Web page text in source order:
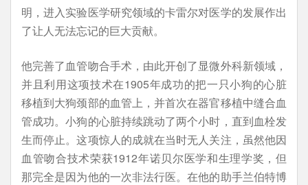
明，进入实验医学研究领域的卡雷尔对医学的发展作出
了让人无法忘记的巨大贡献。
他完善了血管吻合手术，由此开创了显微外科新领域，
并且利用这项技术在1905年成功的把一只小狗的心脏
移植到大狗颈部的血管上，并首次在器官移植中缝合血
管成功。小狗的心脏持续跳动了两个小时，直到血栓发
生而停止。这项惊人的成就在当时无人关注，虽然他因
血管吻合技术荣获1912年诺贝尔医学和生理学奖，但
那完全是因为他的一次非法行医。在他的助手兰伯特博